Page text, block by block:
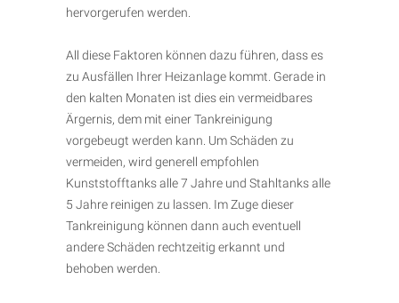
hervorgerufen werden.
All diese Faktoren können dazu führen, dass es
zu Ausfällen Ihrer Heizanlage kommt. Gerade in
den kalten Monaten ist dies ein vermeidbares
Ärgernis, dem mit einer Tankreinigung
vorgebeugt werden kann. Um Schäden zu
vermeiden, wird generell empfohlen
Kunststofftanks alle 7 Jahre und Stahltanks alle
5 Jahre reinigen zu lassen. Im Zuge dieser
Tankreinigung können dann auch eventuell
andere Schäden rechtzeitig erkannt und
behoben werden.